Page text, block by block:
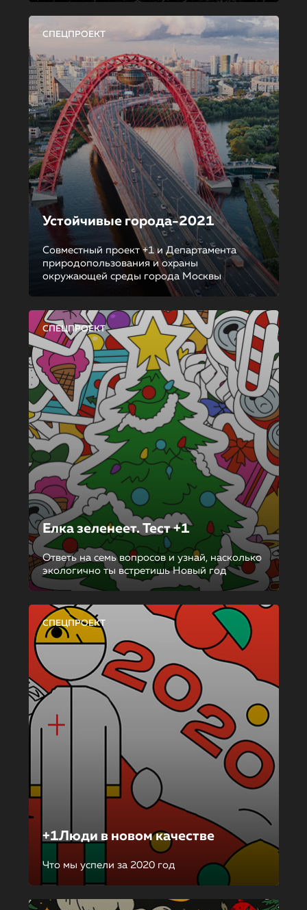
СПЕЦПРОЕКТ
Устойчивые города-2021
Совместный проект +1 и Департамента
природопользования и охраны
окружающей среды города Москвы
СПЕЦПРОЕКТ
Елка зеленеет. Тест +1
Ответь на семь вопросов и узнай, насколько
экологично ты встретишь Новый год
СПЕЦПРОЕКТ
+1Люди в новом качестве
Что мы успели за 2020 год